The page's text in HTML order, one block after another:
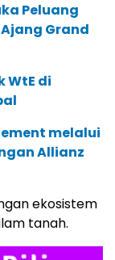
Peluang
Grand
WtE di
melalui
Allianz
ekosistem
tanah.